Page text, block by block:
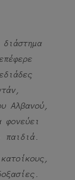
Αλβανού,
φονεύει
παιδιά.